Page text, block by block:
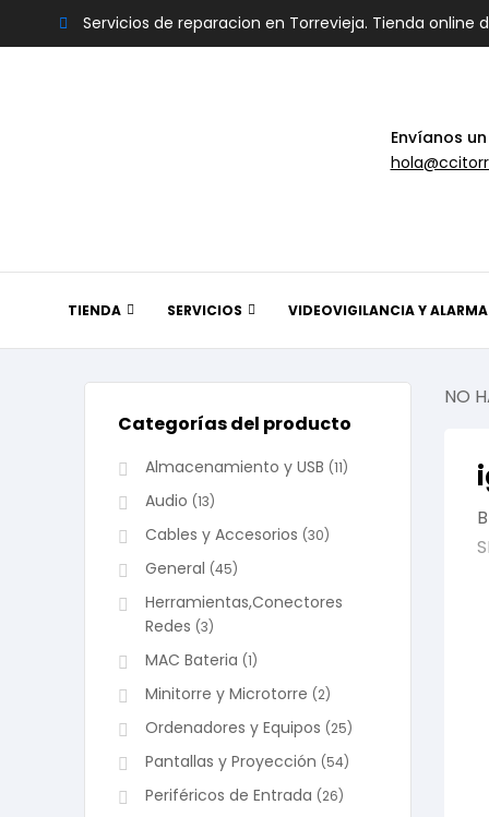
Servicios de reparacion en Torrevieja. Tienda online
Envíanos
TIENDA SERVICIOS VIDEOVIGILANCIA Y
NO
Categorías del producto
Almacenamiento y USB (11)
Audio (13)
Cables y Accesorios (30)
General (45)
Herramientas,Conectores
Redes (3)
MAC Bateria (1)
Minitorre y Microtorre (2)
Ordenadores y Equipos (25)
Pantallas y Proyección (54)
Periféricos de Entrada (26)